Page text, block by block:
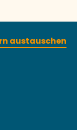
austauschen